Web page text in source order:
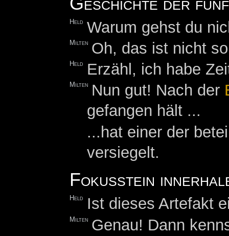
Held Warum gehst du
Milten Oh, das ist nicht
Held Erzähl, ich habe
Milten Nun gut! Nach der
gefangen hält ...
...hat einer der
versiegelt.
Fokusstein
Held Ist dieses Artefakt
Milten Genau! Dann